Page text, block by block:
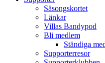
Säsongskortet
Länkar
Villas Bandypod
Bli medlem
Ständiga
Supporterresor